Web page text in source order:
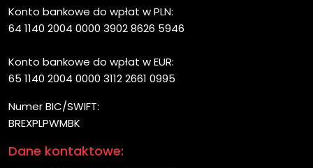
Konto bankowe do wpłat w PLN:
64 1140 2004 0000 3902 8626 5946
Konto bankowe do wpłat w EUR:
65 1140 2004 0000 3112 2661 0995
Numer BIC/SWIFT:
BREXPLPWMBK
Dane kontaktowe: